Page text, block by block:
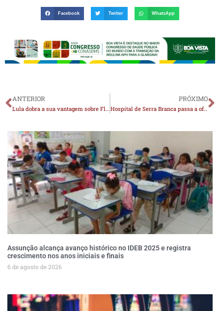
Facebook Twitter WhatsApp
ANTERIOR
Lula dobra a sua vantagem sobre Flávio no 1º turno, mostra pesquisa AtlasIntel/Bloomberg
PRÓXIMO
Hospital de Serra Branca passa a oferecer serviço de fisioterapia para pacientes internados
Assunção alcança avanço histórico no IDEB 2025 e registra
crescimento nos anos iniciais e finais
6 de agosto de 2026